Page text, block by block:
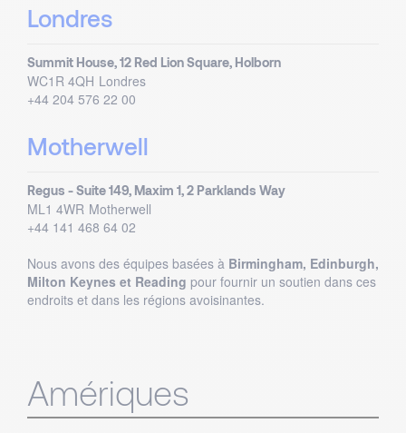
Londres
Summit House, 12 Red Lion Square, Holborn
WC1R 4QH Londres
+44 204 576 22 00
Motherwell
Regus - Suite 149, Maxim 1, 2 Parklands Way
ML1 4WR Motherwell
+44 141 468 64 02
Nous avons des équipes basées à Birmingham, Edinburgh,
Milton Keynes et Reading pour fournir un soutien dans ces
endroits et dans les régions avoisinantes.
Amériques